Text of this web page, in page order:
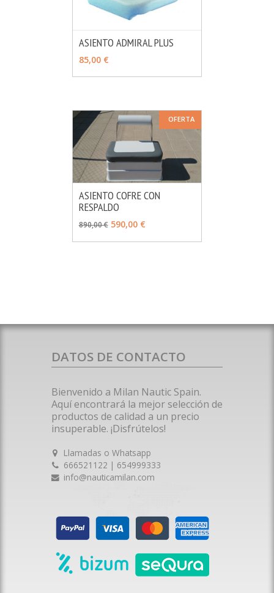
ASIENTO ADMIRAL PLUS
85,00 €
OFERTA
VER OPCIONES
ASIENTO COFRE CON
RESPALDO
890,00 € 590,00 €
DATOS DE CONTACTO
Bienvenido a Milan Nautic Spain.
Aquí encontrará la mejor selección de
productos de calidad a un precio
insuperable. ¡Disfrútelos!
Llamadas o Whatsapp
666521122 | 654999333
info@nauticamilan.com